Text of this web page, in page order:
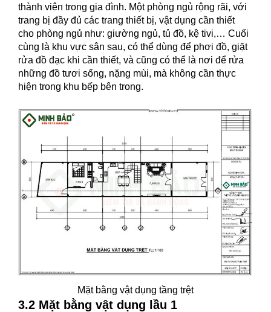
thành viên trong gia đình. Một phòng ngủ rộng rãi, với
trang bị đầy đủ các trang thiết bị, vật dụng cần thiết
cho phòng ngủ như: giường ngủ, tủ đồ, kệ tivi,… Cuối
cùng là khu vực sân sau, có thể dùng để phơi đồ, giặt
rửa đồ đạc khi cần thiết, và cũng có thể là nơi để rửa
những đồ tươi sống, nặng mùi, mà không cần thực
hiện trong khu bếp bên trong.
Mặt bằng vật dụng tầng trệt
3.2 Mặt bằng vật dụng lầu 1